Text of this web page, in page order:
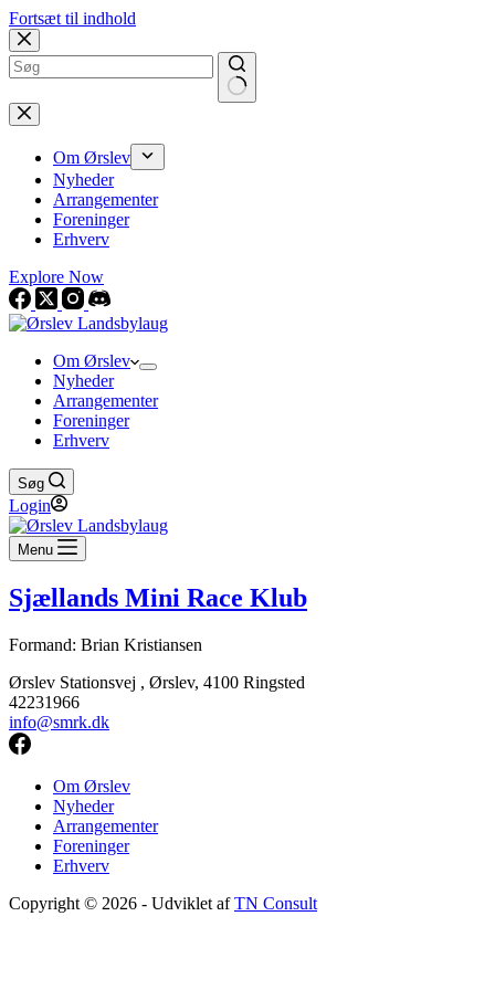
Fortsæt til indhold
Om Ørslev
Nyheder
Arrangementer
Foreninger
Erhverv
Explore Now
Om Ørslev
Nyheder
Arrangementer
Foreninger
Erhverv
Søg
Login
Menu
Sjællands Mini Race Klub
Formand: Brian Kristiansen
Ørslev Stationsvej , Ørslev, 4100 Ringsted
42231966
info@smrk.dk
Om Ørslev
Nyheder
Arrangementer
Foreninger
Erhverv
Copyright © 2026 - Udviklet afTN Consult